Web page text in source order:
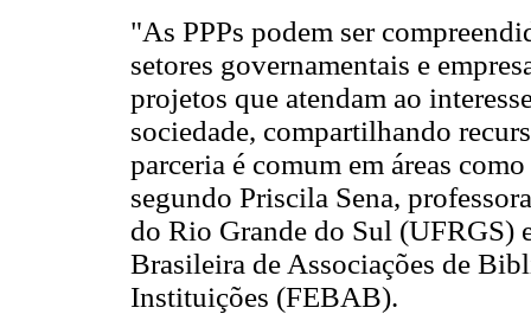
"As PPPs podem ser
setores governamentais e
projetos que atendam ao
sociedade, compartilhando
parceria é comum em áreas
segundo Priscila Sena,
do Rio Grande do Sul (UFRGS)
Brasileira de Associações de
Instituições (FEBAB).